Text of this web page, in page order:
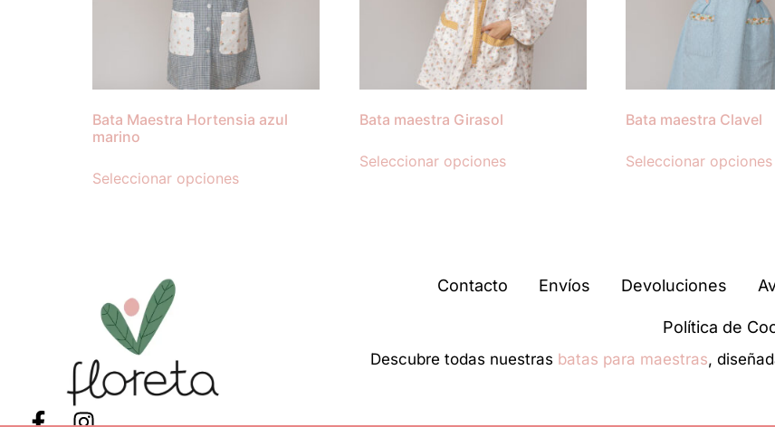
Bata Maestra Hortensia azul
marino
Seleccionar opciones
Bata maestra Girasol
Seleccionar opciones
Bata maestra Clavel
Seleccionar opciones
Contacto Envíos Devoluciones
Política de
Descubre todas nuestras batas para maestras,